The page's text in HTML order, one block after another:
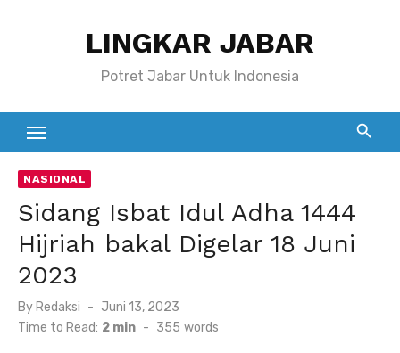
LINGKAR JABAR
Potret Jabar Untuk Indonesia
NASIONAL
Sidang Isbat Idul Adha 1444
Hijriah bakal Digelar 18 Juni
2023
By Redaksi
Posted
on
Juni 13, 2023
Time to Read: 2 min - 355 words